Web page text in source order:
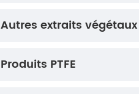
Autres extraits végétaux
Produits PTFE